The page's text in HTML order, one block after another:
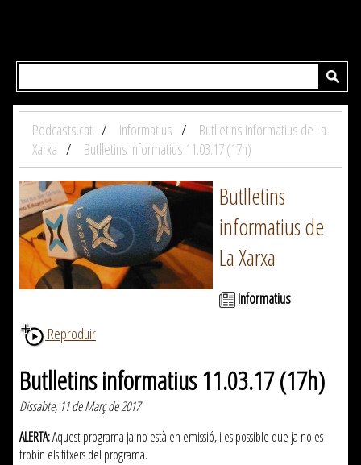
Podcasts.cat Informatius
Butlletins informatius de La
Xarxa
Butlletins informatius 11.03.17 (17h)
Butlletins
informatius de
La Xarxa
Informatius
Reproduir
Butlletins informatius 11.03.17 (17h)
Dissabte, 11 de Març de 2017
ALERTA:Aquest programa ja no està en emissió, i es possible que ja no es
trobin els fitxers del programa.